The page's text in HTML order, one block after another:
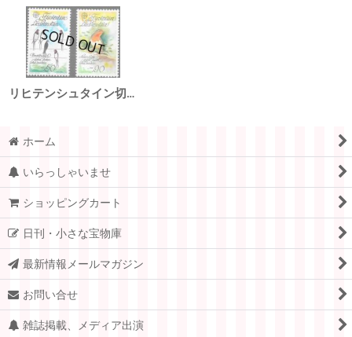
リヒテンシュタイン切手 1986年 (C.E.P.T.) ヨーロッパコマドリ 鳥 2種
ホーム
いらっしゃいませ
ショッピングカート
日刊・小さな宝物庫
最新情報メールマガジン
お問い合せ
雑誌掲載、メディア出演